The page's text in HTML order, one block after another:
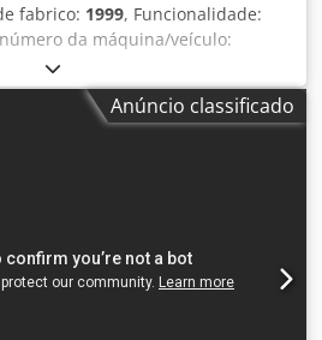
fabrico: 1999, Funcionalidade:
da máquina/veículo:
kW (50,31 cv)
, Equipamento:Placa de
compressor, sistema de ar
fiável, concebida para oferecer
uma pressão constante e
pela Atlas Copco, líder na
ar comprimido, o GA37 é
Anúncio classificado